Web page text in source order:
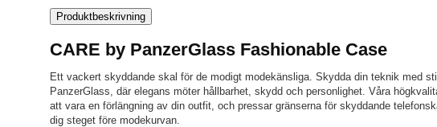
Produktbeskrivning
CARE by PanzerGlass Fashionable Case
Ett vackert skyddande skal för de modigt modekänsliga. Skydda din teknik med
PanzerGlass, där elegans möter hållbarhet, skydd och personlighet. Våra
att vara en förlängning av din outfit, och pressar gränserna för skyddande
dig steget före modekurvan.